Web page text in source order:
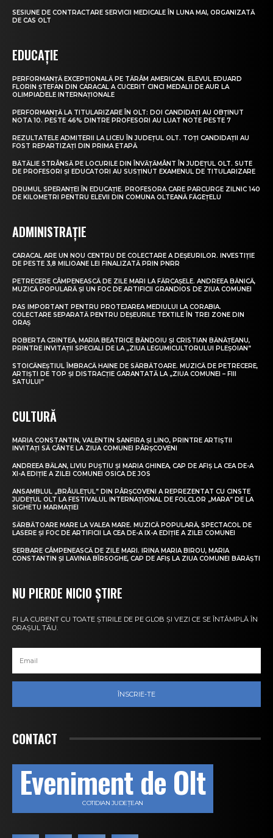
SESIUNE DE CONTRACTARE SERVICII MEDICALE ÎN LUNA MAI, ORGANIZATĂ
DE CAS OLT
EDUCAȚIE
PERFORMANȚĂ EXCEPȚIONALĂ PE TĂRÂM AMERICAN. ELEVUL EDUARD
FLORIN ȘTEFAN DIN CARACAL A CUCERIT CINCI MEDALII DE AUR LA
OLIMPIADELE INTERNAȚIONALE
PERFORMANȚĂ LA TITULARIZARE ÎN OLT: DOI CANDIDAȚI AU OBȚINUT
NOTA 10. PESTE 46% DINTRE PROFESORI AU LUAT NOTE PESTE 7
REZULTATELE ADMITERII LA LICEU ÎN JUDEȚUL OLT. TOȚI CANDIDAȚII AU
FOST REPARTIZAȚI DIN PRIMA ETAPĂ
BĂTĂLIE STRÂNSĂ PE LOCURILE DIN ÎNVĂȚĂMÂNT ÎN JUDEȚUL OLT. SUTE
DE PROFESORI ȘI EDUCATORI AU SUSȚINUT EXAMENUL DE TITULARIZARE
DRUMUL SPERANȚEI ÎN EDUCAȚIE. PROFESORA CARE PARCURGE ZILNIC 140
DE KILOMETRI PENTRU ELEVII DIN COMUNA OLTEANĂ FĂGEȚELU
ADMINISTRAȚIE
CARACAL ARE UN NOU CENTRU DE COLECTARE A DEȘEURILOR. INVESTIȚIE
DE PESTE 3,8 MILIOANE LEI FINALIZATĂ PRIN PNRR
PETRECERE CÂMPENEASCĂ DE ZILE MARI LA FĂRCAȘELE. ANDREEA BĂNICĂ,
MUZICĂ POPULARĂ ȘI UN FOC DE ARTIFICII GRANDIOS DE ZIUA COMUNEI
PAS IMPORTANT PENTRU PROTEJAREA MEDIULUI LA CORABIA.
COLECTARE SEPARATĂ PENTRU DEȘEURILE TEXTILE ÎN TREI ZONE DIN
ORAȘ
ROBERTA CRINTEA, MARIA BEATRICE BĂNDOIU ȘI CRISTIAN BĂNĂȚEANU,
PRINTRE INVITAȚII SPECIALI DE LA „ZIUA LEGUMICULTORULUI PLEȘOIAN”
STOICĂNEȘTIUL ÎMBRACĂ HAINE DE SĂRBĂTOARE. MUZICĂ DE PETRECERE,
ARTIȘTI DE TOP ȘI DISTRACȚIE GARANTATĂ LA „ZIUA COMUNEI – FIII
SATULUI”
CULTURĂ
MARIA CONSTANTIN, VALENTIN SANFIRA ȘI LINO, PRINTRE ARTIȘTII
INVITAȚI SĂ CÂNTE LA ZIUA COMUNEI PÂRȘCOVENI
ANDREEA BĂLAN, LIVIU PUȘTIU ȘI MARIA GHINEA, CAP DE AFIȘ LA CEA DE-A
XI-A EDIȚIE A ZILEI COMUNEI OSICA DE JOS
ANSAMBLUL „BRÂULEȚUL” DIN PÂRȘCOVENI A REPREZENTAT CU CINSTE
JUDEȚUL OLT LA FESTIVALUL INTERNAȚIONAL DE FOLCLOR „MARA” DE LA
SIGHETU MARMAȚIEI
SĂRBĂTOARE MARE LA VALEA MARE. MUZICĂ POPULARĂ, SPECTACOL DE
LASERE ȘI FOC DE ARTIFICII LA CEA DE-A IX-A EDIȚIE A ZILEI COMUNEI
SERBARE CÂMPENEASCĂ DE ZILE MARI. IRINA MARIA BIROU, MARIA
CONSTANTIN ȘI LAVINIA BÎRSOGHE, CAP DE AFIȘ LA ZIUA COMUNEI BĂRĂȘTI
NU PIERDE NICIO ȘTIRE
FI LA CURENT CU TOATE ȘTIRILE DE PE GLOB ȘI VEZI CE SE ÎNTÂMPLĂ ÎN
ORAȘUL TĂU.
ÎNSCRIE-TE
CONTACT
Eveniment de Olt
COTIDIAN JUDEȚEAN